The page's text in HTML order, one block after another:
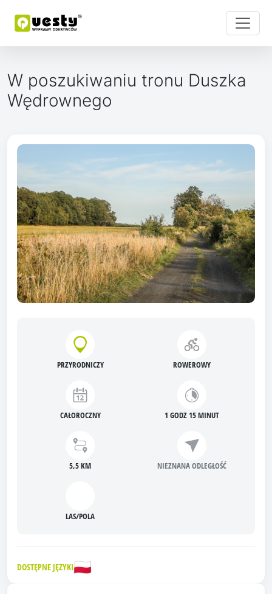
W poszukiwaniu tronu Duszka
Wędrownego
PRZYRODNICZY ROWEROWY
CAŁOROCZNY 1 GODZ 15 MINUT
5,5 KM NIEZNANA ODLEGŁOŚĆ
LAS/POLA
DOSTĘPNE JĘZYKI🇵🇱